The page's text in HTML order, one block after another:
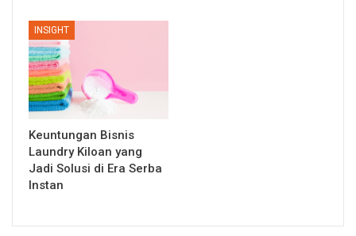
INSIGHT
Keuntungan Bisnis
Laundry Kiloan yang
Jadi Solusi di Era Serba
Instan